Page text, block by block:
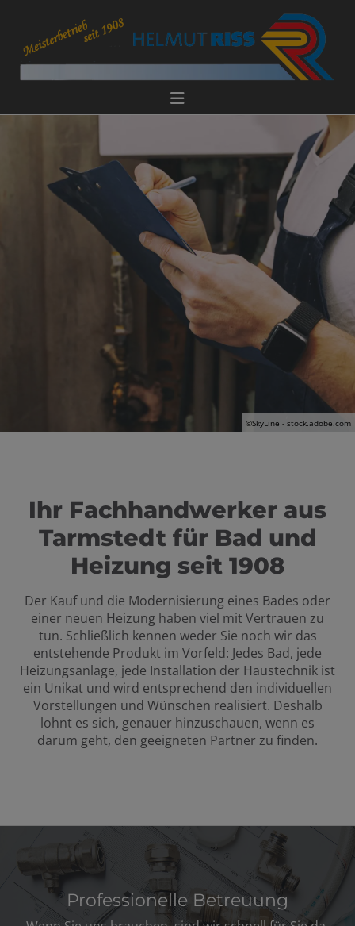
©SkyLine - stock.adobe.com
Ihr Fachhandwerker aus
Tarmstedt für Bad und
Heizung seit 1908
Der Kauf und die Modernisierung eines Bades oder
einer neuen Heizung haben viel mit Vertrauen zu
tun. Schließlich kennen weder Sie noch wir das
entstehende Produkt im Vorfeld: Jedes Bad, jede
Heizungsanlage, jede Installation der Haustechnik ist
ein Unikat und wird entsprechend den individuellen
Vorstellungen und Wünschen realisiert. Deshalb
lohnt es sich, genauer hinzuschauen, wenn es
darum geht, den geeigneten Partner zu finden.
Professionelle Betreuung
schließen